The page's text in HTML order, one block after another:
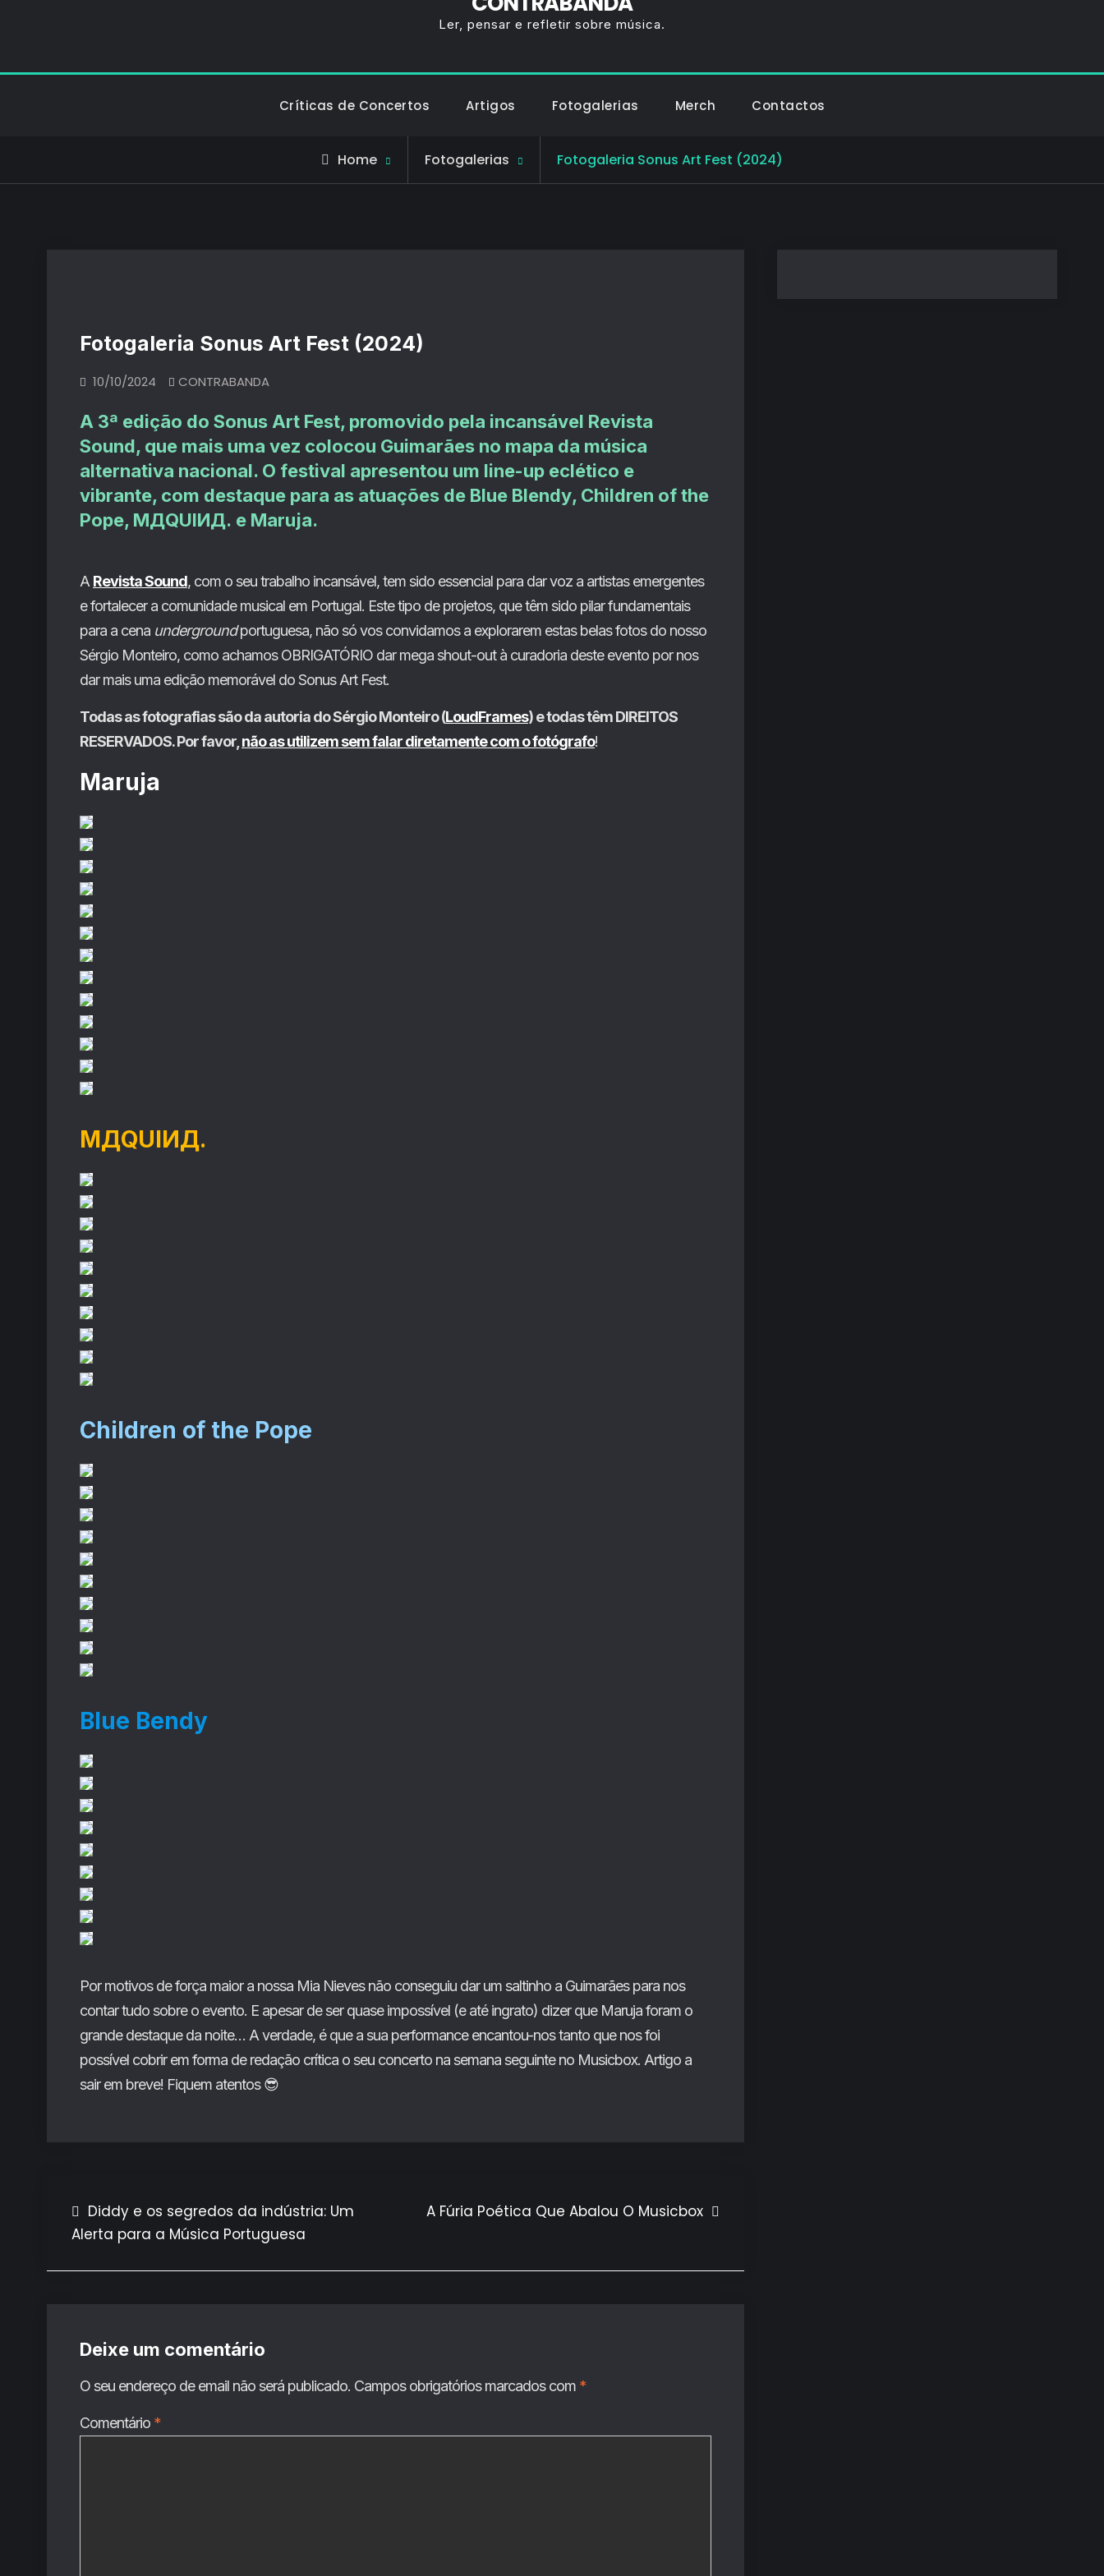
Ler, pensar e refletir sobre música.
Críticas de Concertos Artigos Fotogalerias Merch Contactos
Home Fotogalerias Fotogaleria Sonus Art Fest (2024)
Fotogaleria Sonus Art Fest (2024)
10/10/2024 CONTRABANDA
A 3ª edição do Sonus Art Fest, promovido pela incansável Revista
Sound, que mais uma vez colocou Guimarães no mapa da música
alternativa nacional. O festival apresentou um line-up eclético e
vibrante, com destaque para as atuações de Blue Blendy, Children of the
Pope, MДQUIИД. e Maruja.
A Revista Sound, com o seu trabalho incansável, tem sido essencial para dar voz a artistas emergentes
e fortalecer a comunidade musical em Portugal. Este tipo de projetos, que têm sido pilar fundamentais
para a cena undergroundportuguesa, não só vos convidamos a explorarem estas belas fotos do nosso
Sérgio Monteiro, como achamos OBRIGATÓRIO dar mega shout-out à curadoria deste evento por nos
dar mais uma edição memorável do Sonus Art Fest.
Todas as fotografias são da autoria do Sérgio Monteiro (LoudFrames) e todas têm DIREITOS
RESERVADOS. Por favor, não as utilizem sem falar diretamente com o fotógrafo!
Maruja
MДQUIИД.
Children of the Pope
Blue Bendy
Por motivos de força maior a nossa Mia Nieves não conseguiu dar um saltinho a Guimarães para nos
contar tudo sobre o evento. E apesar de ser quase impossível (e até ingrato) dizer que Maruja foram o
grande destaque da noite… A verdade, é que a sua performance encantou-nos tanto que nos foi
possível cobrir em forma de redação crítica o seu concerto na semana seguinte no Musicbox. Artigo a
sair em breve! Fiquem atentos 😎
Navegação
de
artigos
Diddy e os segredos da indústria: Um
Alerta para a Música Portuguesa
A Fúria Poética Que Abalou O Musicbox
Deixe um comentário
O seu endereço de email não será publicado. Campos obrigatórios marcados com *
Comentário *